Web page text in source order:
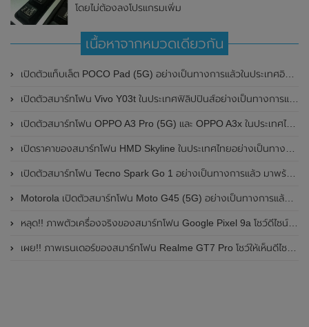
โดยไม่ต้องลงโปรแกรมเพิ่ม
เนื้อหาจากหมวดเดียวกัน
เปิดตัวแท็บเล็ต POCO Pad (5G) อย่างเป็นทางการแล้วในประเทศอินเดีย มาพร้อมชิปเซ็ต Snapdragon 7s Gen 2 ของ Qualcomm และรองรับเครือข่าย 5G
เปิดตัวสมาร์ทโฟน Vivo Y03t ในประเทศฟิลิปปินส์อย่างเป็นทางการแล้ว มาพร้อมชิปเซ็ต Unisoc T612 , กล้องหลัง ความละเอียด 13MP , แบตเตอรี่ 5,000mAh และหน้าจอแสดงผล LCD / 90Hz
เปิดตัวสมาร์ทโฟน OPPO A3 Pro (5G) และ OPPO A3x ในประเทศไทยอย่างเป็นทางการแล้ว ในราคาเริ่มต้นเพียง 3,999 บาท
เปิดราคาของสมาร์ทโฟน HMD Skyline ในประเทศไทยอย่างเป็นทางการแล้ว ราคา 14,990 บาท
เปิดตัวสมาร์ทโฟน Tecno Spark Go 1 อย่างเป็นทางการแล้ว มาพร้อมหน้าจอแสดงผล LCD / 120Hz , แบตเตอรี่ 5,000mAh และใช้ชิปเซ็ต Unisoc
Motorola เปิดตัวสมาร์ทโฟน Moto G45 (5G) อย่างเป็นทางการแล้วในอินเดีย
หลุด!! ภาพตัวเครื่องจริงของสมาร์ทโฟน Google Pixel 9a โชว์ดีไซน์ใหม่ กล้องหลังแบนราบ ไม่มีกรอบของกล้องแล้ว
เผย!! ภาพเรนเดอร์ของสมาร์ทโฟน Realme GT7 Pro โชว์ให้เห็นดีไซน์ใหม่ พร้อมเผยรายละเอียดสเปกที่สำคัญบางส่วน